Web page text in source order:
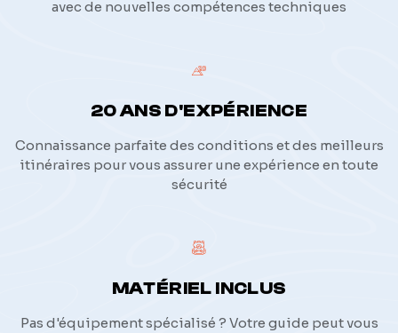
avec de nouvelles compétences techniques
20 ANS D'EXPÉRIENCE
Connaissance parfaite des conditions et des meilleurs
itinéraires pour vous assurer une expérience en toute
sécurité
MATÉRIEL INCLUS
Pas d'équipement spécialisé ? Votre guide peut vous